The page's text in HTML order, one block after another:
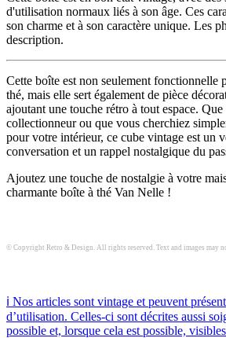
d'utilisation normaux liés à son âge. Ces
son charme et à son caractère unique. Les
description.
Cette boîte est non seulement fonctionnelle
thé, mais elle sert également de pièce
ajoutant une touche rétro à tout espace.
collectionneur ou que vous cherchiez
pour votre intérieur, ce cube vintage est un
conversation et un rappel nostalgique du
Ajoutez une touche de nostalgie à votre
charmante boîte à thé Van Nelle !
© Copyright Retro & Design. All rights reserved. Text and images may
ℹ️ Nos articles sont vintage et peuvent
d’utilisation. Celles-ci sont décrites aussi
possible et, lorsque cela est possible,